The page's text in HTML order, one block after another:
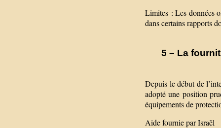
Limites : Les données
dans certains rapports
5 – La
Depuis le début de
adopté une position
équipements de
Aide fournie par Israël